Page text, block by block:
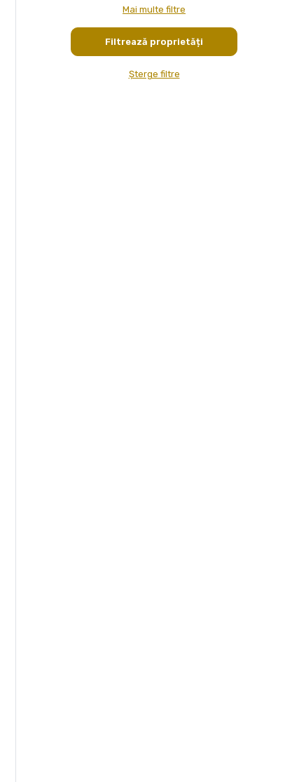
Mai multe filtre
Șterge filtre